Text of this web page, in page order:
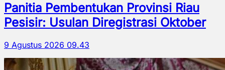
Panitia Pembentukan Provinsi Riau
Pesisir: Usulan Diregistrasi Oktober
9 Agustus 2026 09.43